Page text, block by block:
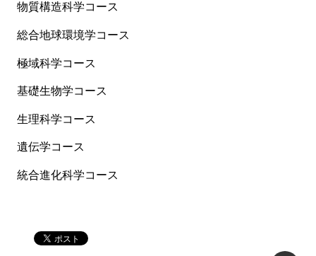
物質構造科学コース
総合地球環境学コース
極域科学コース
基礎生物学コース
生理科学コース
遺伝学コース
統合進化科学コース